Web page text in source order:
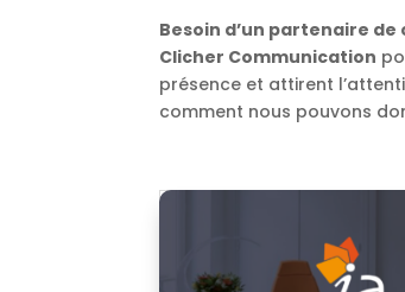
Besoin d’un partenaire
Clicher Communication
présence et attirent
comment nous pouvons